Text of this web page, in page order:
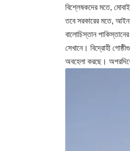
বিশ্লেষকদের মতে,
তবে সরকারের মতে,
বালোচিস্তান
সেখানে। বিদ্রোহী
অবহেলা করছে।